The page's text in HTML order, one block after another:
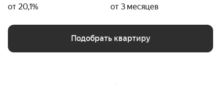
от 20,1%
от 3 месяцев
Подобрать квартиру